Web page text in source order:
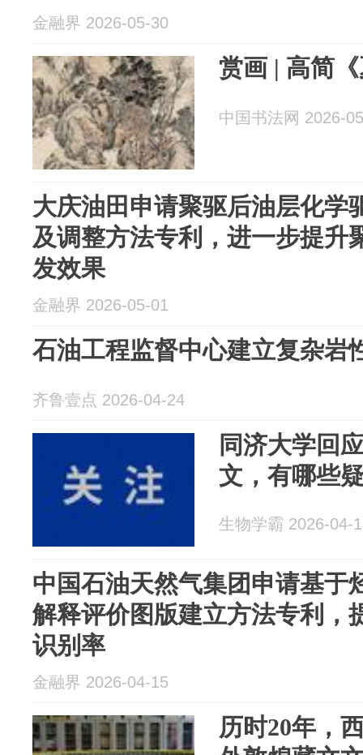
金融界 2026-05-30
赏画 | 高简
中国书法网 2026-
大庆油田申请聚驱后油层化学
及调整方法专利，进一步提升
发效果
金融界 2026-05-01
石油工程监督中心建立复杂岩
齐鲁壹点 2026-04-24
同济大学回
文，有哪些
生物学霸 2026-04-
中国石油天然气集团申请基于
解释评价图版建立方法专利，
识别率
金融界 2026-04-15
历时20年，